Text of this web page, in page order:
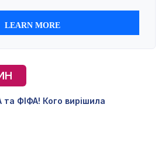
ФІФА! Кого вирішила